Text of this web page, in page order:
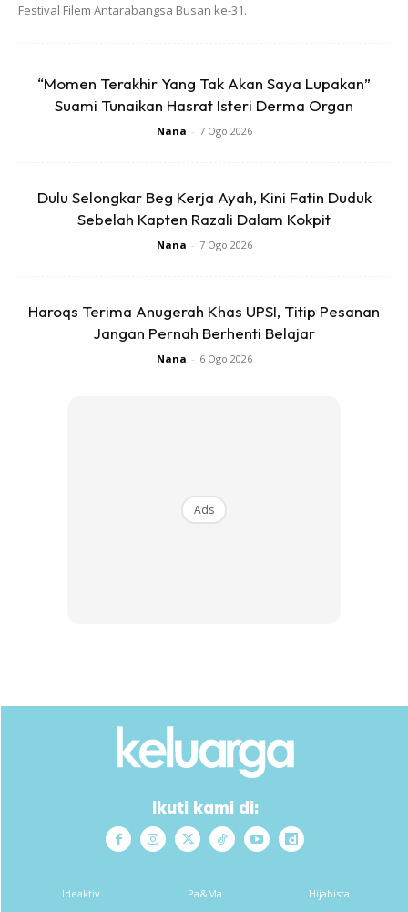
Festival Filem Antarabangsa Busan ke-31.
“Momen Terakhir Yang Tak Akan Saya Lupakan”
Suami Tunaikan Hasrat Isteri Derma Organ
Nana - 7 Ogo 2026
Dulu Selongkar Beg Kerja Ayah, Kini Fatin Duduk
Sebelah Kapten Razali Dalam Kokpit
Nana - 7 Ogo 2026
Haroqs Terima Anugerah Khas UPSI, Titip Pesanan
Jangan Pernah Berhenti Belajar
Nana - 6 Ogo 2026
Ads
Ikuti kami di:
Ideaktiv Pa&Ma Hijabista